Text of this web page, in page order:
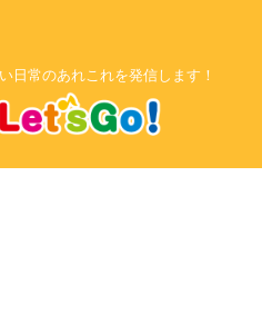
日常のあれこれを発信します！